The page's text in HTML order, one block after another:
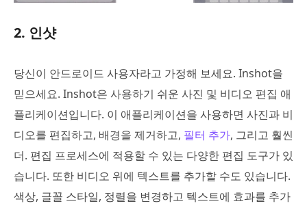
2. 인샷
당신이 안드로이드 사용자라고 가정해 보세요. Inshot을
믿으세요. Inshot은 사용하기 쉬운 사진 및 비디오 편집 애
플리케이션입니다. 이 애플리케이션을 사용하면 사진과 비
디오를 편집하고, 배경을 제거하고, 필터 추가, 그리고 훨씬
더. 편집 프로세스에 적용할 수 있는 다양한 편집 도구가 있
습니다. 또한 비디오 위에 텍스트를 추가할 수도 있습니다.
색상, 글꼴 스타일, 정렬을 변경하고 텍스트에 효과를 추가